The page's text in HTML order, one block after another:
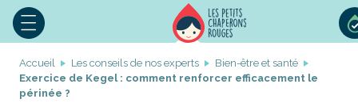
Accueil Les conseils de nos experts
Bien-être et santé
Exercice de Kegel : comment renforcer efficacement le
périnée ?